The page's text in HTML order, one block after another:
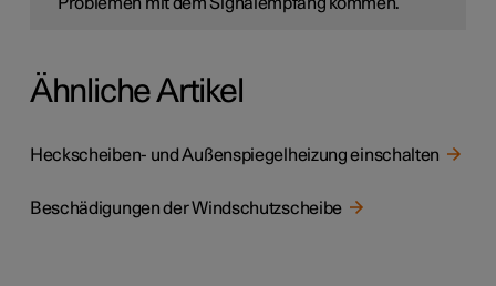
Ähnliche Artikel
Heckscheiben- und Außenspiegelheizung einschalten
Beschädigungen der Windschutzscheibe